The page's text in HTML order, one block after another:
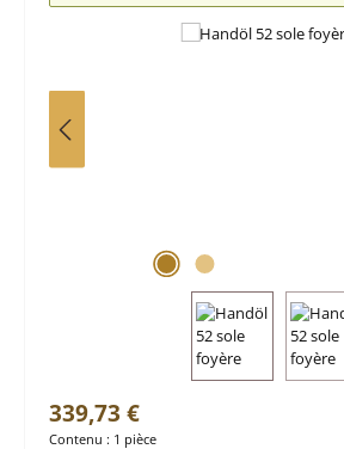
Prix régulier :
339,73 €
Contenu : 1 pièce